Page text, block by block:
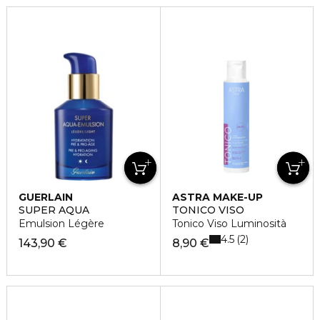
GUERLAIN
SUPER AQUA
Emulsion Légère
143,90 €
ASTRA MAKE-UP
TONICO VISO
Tonico Viso Luminosità
8,90 € 4.5 2